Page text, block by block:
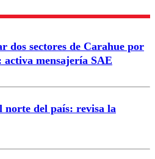
dos sectores de Carahue por
activa mensajería SAE
norte del país: revisa la